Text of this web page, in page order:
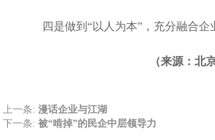
四是做到“以人为本”，充分融合企
（来源：北京
上一条:漫话企业与江湖
下一条:被“啃掉”的民企中层领导力